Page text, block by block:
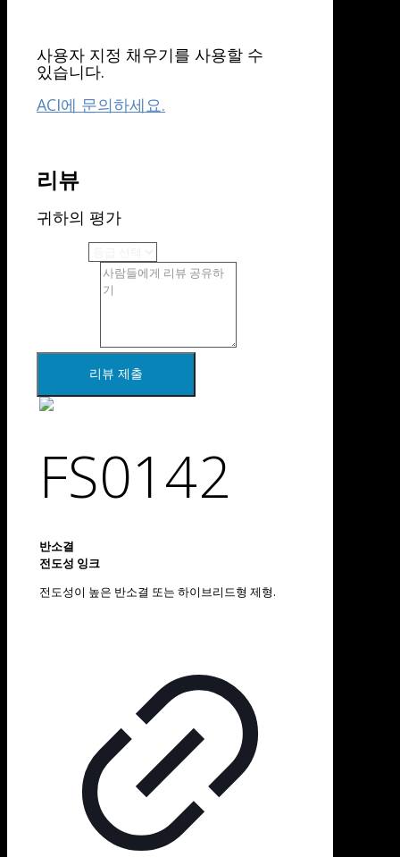
사용자 지정 채우기를 사용할 수
있습니다.
ACI에 문의하세요.
리뷰
귀하의 평가
리뷰 제출
FS0142
반소결
전도성 잉크
전도성이 높은 반소결 또는 하이브리드형 제형.